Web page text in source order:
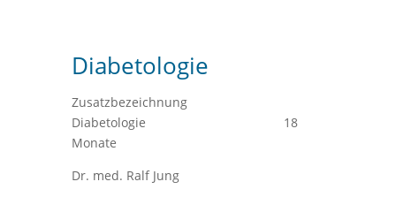
Diabetologie
Zusatzbezeichnung
Diabetologie 18
Monate
Dr. med. Ralf Jung